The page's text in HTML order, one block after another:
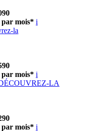
mois* i
la
mois* i
LA
mois* i